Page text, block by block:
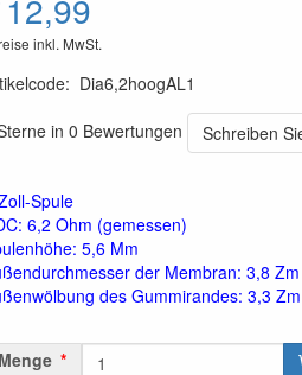
12,99
inkl. MwSt.
: Dia6,2hoogAL1
in 0 Bewertungen
Schreiben
Spule
6,2 Ohm (gemessen)
5,6 Mm
der Membran: 3,8 Zm
des Gummirandes: 3,3 Zm
Menge